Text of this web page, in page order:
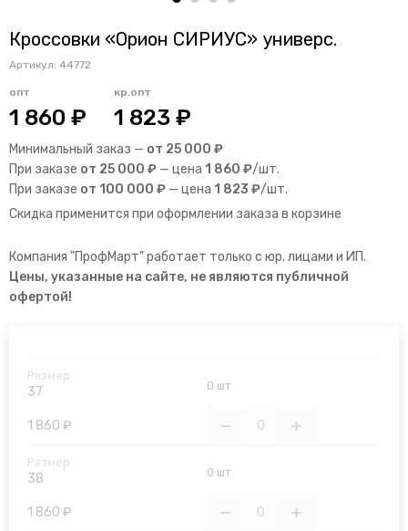
Кроссовки «Орион СИРИУС» универс.
Артикул: 44772
опт
1 860 ₽
кр.опт
1 823 ₽
Минимальный заказ — от 25 000 ₽
При заказе от 25 000 ₽ — цена 1 860 ₽/шт.
При заказе от 100 000 ₽ — цена 1 823 ₽/шт.
Скидка применится при оформлении заказа в корзине
Компания "ПрофМарт" работает только с юр. лицами и ИП.
Цены, указанные на сайте, не являются публичной
офертой!
37 0 шт
1 860 ₽
38 0 шт
1 860 ₽